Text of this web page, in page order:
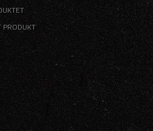
PRODUKT